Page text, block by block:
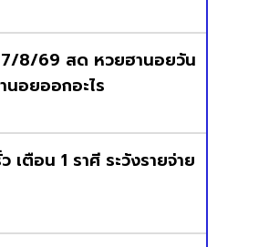
8/69 สด หวยฮานอยวัน
อยออกอะไร
เตือน 1 ราศี ระวังรายจ่าย